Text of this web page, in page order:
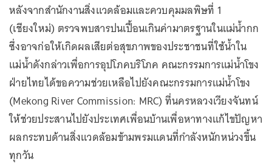
หลังจากสำนักงานสิ่งแวดล้อมและควบคุมมลพิษที่ 1
(เชียงใหม่) ตรวจพบสารปนเปื้อนเกินค่ามาตรฐานในแม่น้ำกก
ซึ่งอาจก่อให้เกิดผลเสียต่อสุขภาพของประชาชนที่ใช้น้ำใน
แม่น้ำดังกล่าวเพื่อการอุปโภคบริโภค คณะกรรมการแม่น้ำโขง
ฝ่ายไทยได้ขอความช่วยเหลือไปยังคณะกรรมการแม่น้ำโขง
(Mekong River Commission: MRC) ที่นครหลวงเวียงจันทน์
ให้ช่วยประสานไปยังประเทศเพื่อนบ้านเพื่อหาทางแก้ไขปัญหา
ผลกระทบด้านสิ่งแวดล้อมข้ามพรมแดนที่กำลังหนักหน่วงขึ้น
ทุกวัน